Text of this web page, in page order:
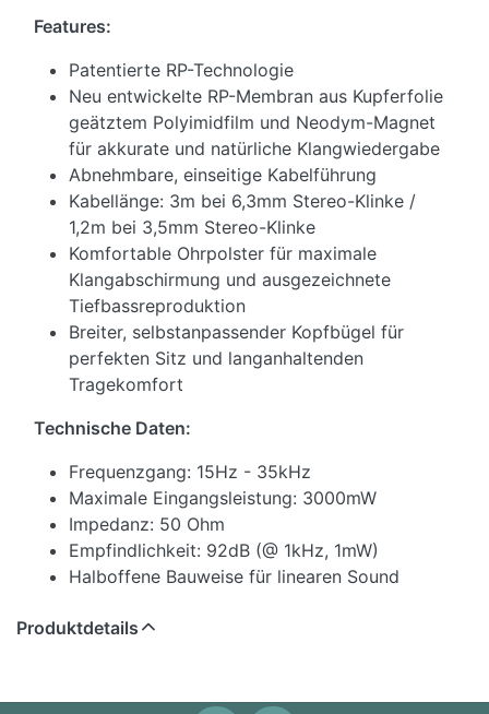
Features:
Patentierte RP-Technologie
Neu entwickelte RP-Membran aus Kupferfolie
geätztem Polyimidfilm und Neodym-Magnet
für akkurate und natürliche Klangwiedergabe
Abnehmbare, einseitige Kabelführung
Kabellänge: 3m bei 6,3mm Stereo-Klinke /
1,2m bei 3,5mm Stereo-Klinke
Komfortable Ohrpolster für maximale
Klangabschirmung und ausgezeichnete
Tiefbassreproduktion
Breiter, selbstanpassender Kopfbügel für
perfekten Sitz und langanhaltenden
Tragekomfort
Technische Daten:
Frequenzgang: 15Hz - 35kHz
Maximale Eingangsleistung: 3000mW
Impedanz: 50 Ohm
Empfindlichkeit: 92dB (@ 1kHz, 1mW)
Halboffene Bauweise für linearen Sound
Produktdetails